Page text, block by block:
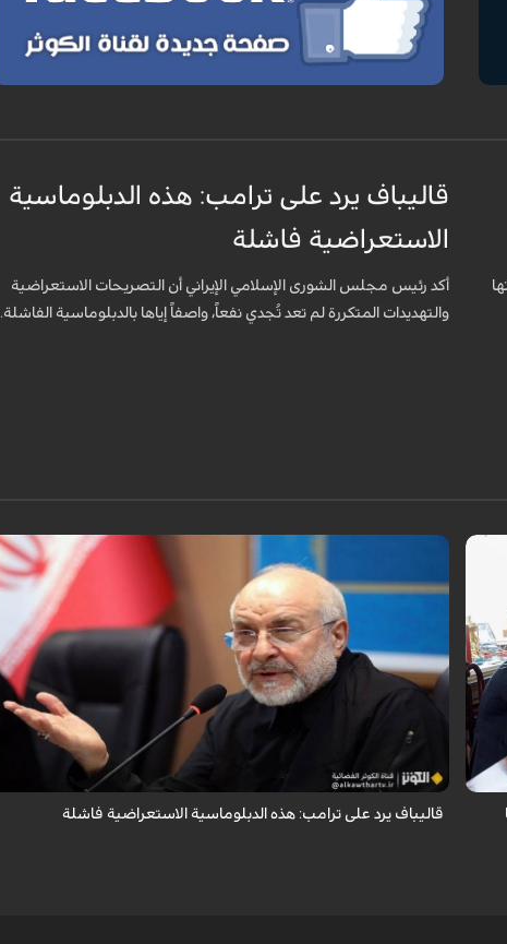
قاليباف يرد على ترامب: هذه الدبلوماسية
الاستعراضية فاشلة
أكد رئيس مجلس الشورى الإسلامي الإيراني أن التصريحات الاستعراضية
والتهديدات المتكررة لم تعد تُجدي نفعاً، واصفاً إياها بالدبلوماسية الفاشلة.
أكد رئيس مجلس الشورى الإسلامي الإيراني أن التصريحات الاستعراضية
والتهديدات المتكررة لم تعد تُجدي نفعاً، واصفاً إياها بالدبلوماسية الفاشلة.
قاليباف يرد على ترامب: هذه الدبلوماسية الاستعراضية فاشلة